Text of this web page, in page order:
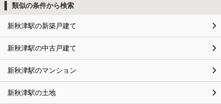
類似の条件から検索
新秋津駅の新築戸建て
新秋津駅の中古戸建て
新秋津駅のマンション
新秋津駅の土地